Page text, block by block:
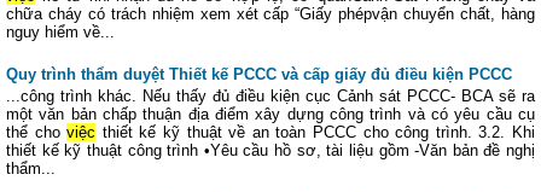
chữa cháy có trách nhiệm xem xét cấp “Giấy phépvận chuyển chất, hàng
nguy hiểm về...
Quy trình thẩm duyệt Thiết kế PCCC và cấp giấy đủ điều kiện PCCC
...công trình khác. Nếu thấy đủ điều kiện cục Cảnh sát PCCC- BCA sẽ ra
một văn bản chấp thuận địa điểm xây dựng công trình và có yêu cầu cụ
thể choviệc thiết kế kỹ thuật về an toàn PCCC cho công trình. 3.2. Khi
thiết kế kỹ thuật công trình •Yêu cầu hồ sơ, tài liệu gồm -Văn bản đề nghị
thẩm...